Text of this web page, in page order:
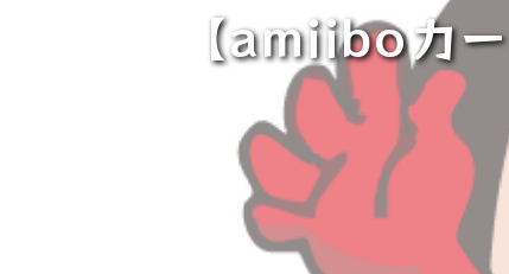
【amiiboカ